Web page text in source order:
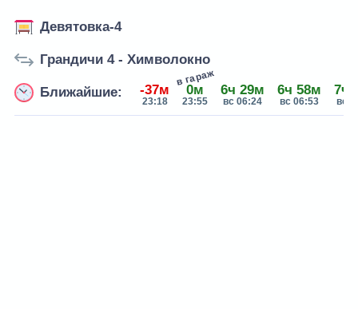
Девятовка-4
Грандичи 4 - Химволокно
Ближайшие: -37м
23:18
0м
23:55
в гараж
6ч 29м
вс 06:24
6ч 58м
вс 06:53
7ч
вс